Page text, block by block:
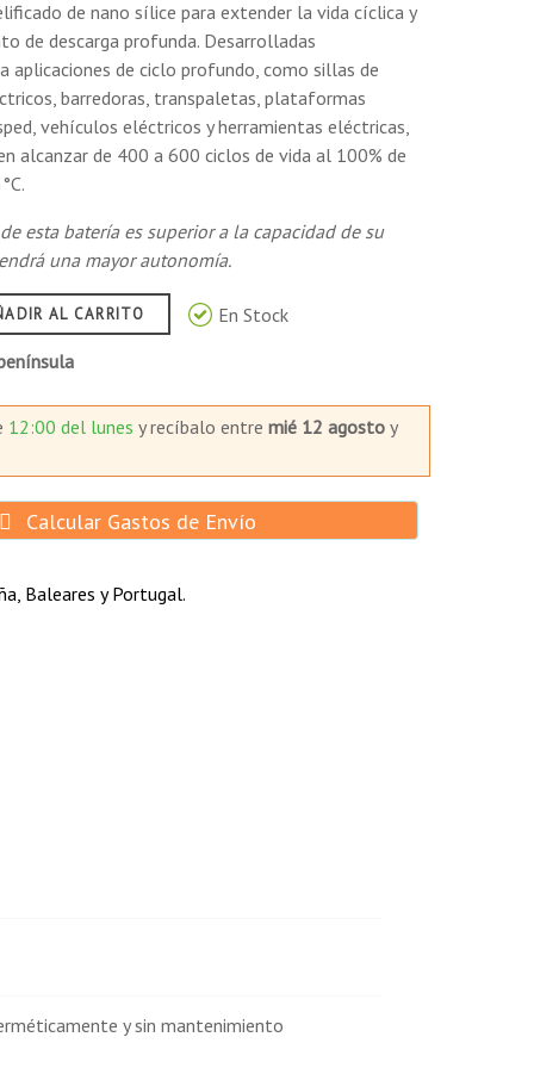
de nano sílice para extender la vida cíclica y
de descarga profunda. Desarrolladas
aplicaciones de ciclo profundo, como sillas de
barredoras, transpaletas, plataformas
vehículos eléctricos y herramientas eléctricas,
alcanzar de 400 a 600 ciclos de vida al 100% de
esta batería es superior a la capacidad de su
una mayor autonomía.
AL CARRITO
En Stock
12:00 del lunes y recíbalo entre mié 12 agostoy
Calcular Gastos de Envío
Baleares y Portugal.
y sin mantenimiento
así como la función de sellado para
del material activo positivo durante la
la vida del ciclo y mejorar el rendimiento de